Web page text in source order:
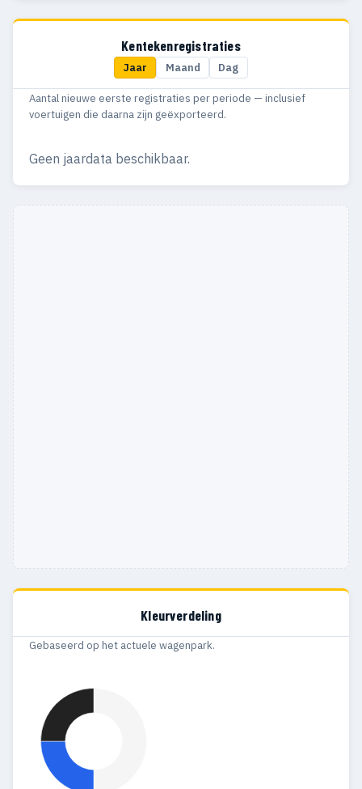
Kentekenregistraties
Jaar Maand Dag
Aantal nieuwe eerste registraties per periode — inclusief
voertuigen die daarna zijn geëxporteerd.
Geen jaardata beschikbaar.
Kleurverdeling
Gebaseerd op het actuele wagenpark.